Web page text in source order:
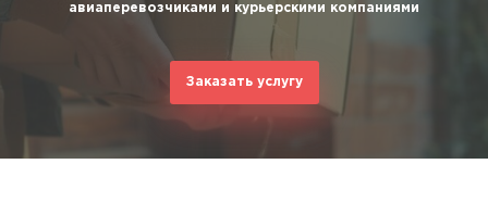
авиаперевозчиками и курьерскими компаниями
Заказать услугу